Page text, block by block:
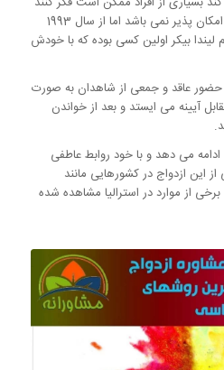
که این کار توهمی بیش نبوده و امکان پذیر نمی باشد اما از سال 1993
بیکر اولین کسی بوده که با خودش
حضور عاقد و جمعی از شاهدان به صورت
آیینه می ایستد و بعد از خواندن
ادامه می دهد و با خود روابط عاطفی
این ازدواج در کشورهایی مانند
برخی از موارد در استرالیا مشاهده شده